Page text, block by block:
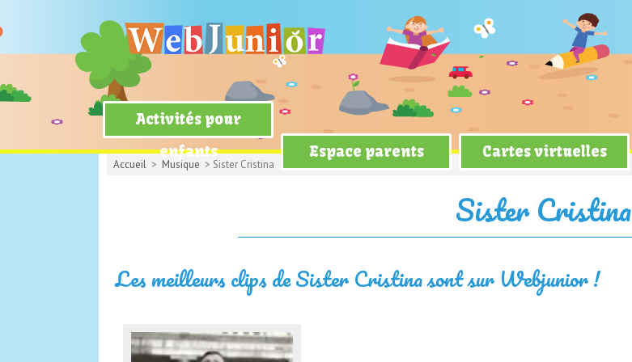
Activités pour
enfants
Espace parents Cartes virtuelles
Accueil > Musique > Sister Cristina
Sister Cristina
Les meilleurs clips de Sister Cristina sont sur Webjunior !